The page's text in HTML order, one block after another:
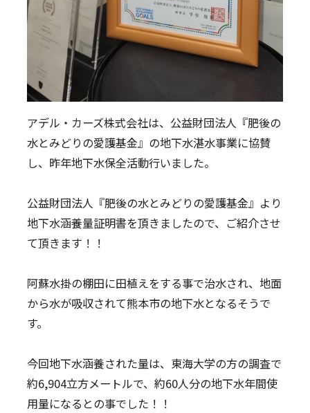
アデル・カーズ株式会社は、公益財団法人『肥後の
水とみどりの愛護基金』の地下水湛水事業に協賛
し、昨年地下水保全活動行いました。
公益財団法人『肥後の水とみどりの愛護基金』より
地下水涵養量証明書を頂きましたので、ご紹介させ
て頂きます！！
阿蘇水掛の棚田に田植えをする事で治水され、地面
から水が吸収されて熊本市の地下水となるそうで
す。
今回地下水涵養された量は、東海大学の方の調査で
約6,904立方メートルで、約60人分の地下水年間使
用量になるとの事でした！！
ポルシェセンター熊本
プジョー熊本
シトロエン熊本